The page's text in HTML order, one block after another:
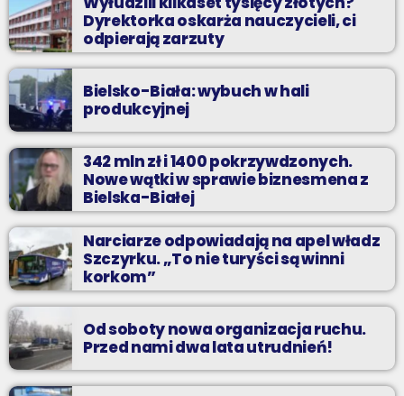
Dyrektorka oskarża nauczycieli, ci
odpierają zarzuty
Bielsko-Biała: wybuch w hali
produkcyjnej
342 mln zł i 1400 pokrzywdzonych.
Nowe wątki w sprawie biznesmena z
Bielska-Białej
Narciarze odpowiadają na apel władz
Szczyrku. „To nie turyści są winni
korkom”
Od soboty nowa organizacja ruchu.
Przed nami dwa lata utrudnień!